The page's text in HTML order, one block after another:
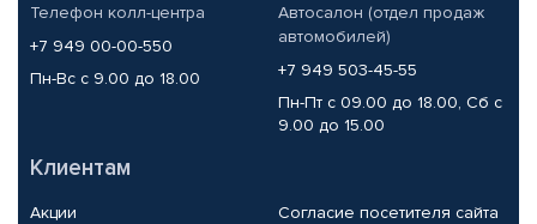
Телефон колл-центра
+7 949 00-00-550
Пн-Вс с 9.00 до 18.00
Автосалон (отдел продаж
автомобилей)
+7 949 503-45-55
Пн-Пт с 09.00 до 18.00, Сб с
9.00 до 15.00
Клиентам
Акции Согласие посетителя сайта